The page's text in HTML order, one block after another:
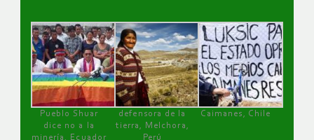
Pueblo Shuar
dice no a la
minería, Ecuador
defensora de la
tierra, Melchora,
Perú
Caimanes, Chile